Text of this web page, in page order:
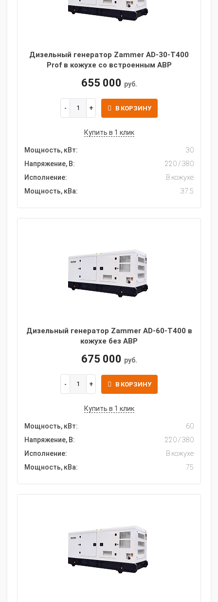
Дизельный генератор Zammer AD-30-Т400
Prof в кожухе со встроенным АВР
655 000 руб.
В КОРЗИНУ
Купить в 1 клик
Мощность, кВт:
30
Напряжение, В:
220 / 380
Исполнение:
В кожухе
Мощность, кВа:
37.5
Дизельный генератор Zammer AD-60-Т400 в
кожухе без АВР
675 000 руб.
В КОРЗИНУ
Купить в 1 клик
Мощность, кВт:
60
Напряжение, В:
220 / 380
Исполнение:
В кожухе
Мощность, кВа:
75